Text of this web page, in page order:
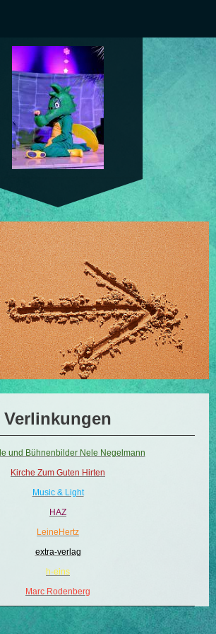
Verlinkungen
und Bühnenbilder Nele Negelmann
Kirche Zum Guten Hirten
Music & Light
HAZ
LeineHertz
extra-verlag
h-eins
Marc Rodenberg